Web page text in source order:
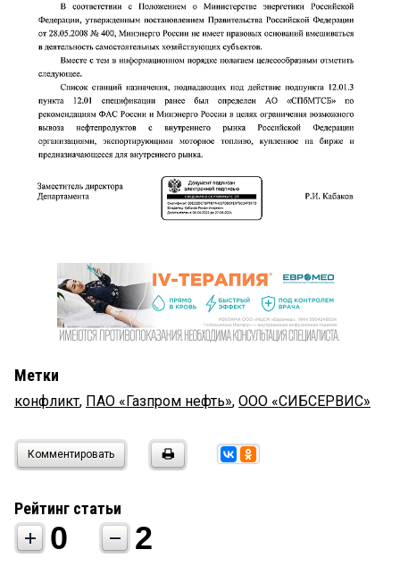
Метки
конфликт, ПАО «Газпром нефть», ООО «СИБСЕРВИС»
Комментировать
Рейтинг статьи
0 2